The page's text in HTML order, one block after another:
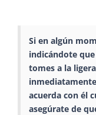
Si en algún
indicándote
tomes a la
acuerda con él
asegúrate de